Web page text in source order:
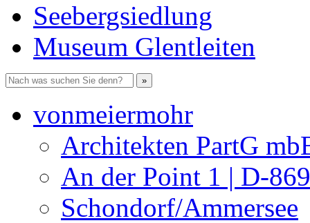
Seebergsiedlung
Museum Glentleiten
vonmeiermohr
Architekten PartG
An der Point 1 | D-
Schondorf/Ammersee